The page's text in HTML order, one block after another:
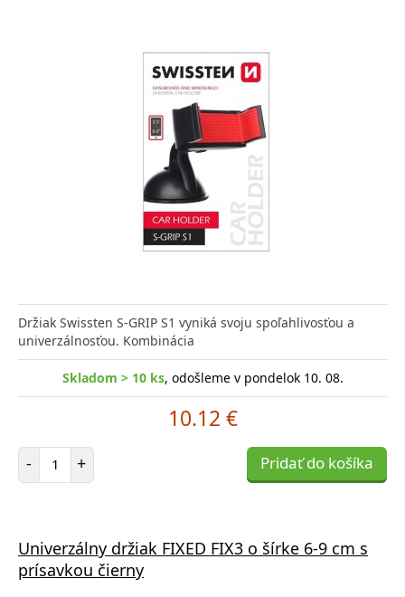
Držiak Swissten S-GRIP S1 vyniká svoju spoľahlivosťou a
univerzálnosťou. Kombinácia
Skladom > 10 ks, odošleme v pondelok 10. 08.
10.12 €
- Počet položiek
+ Pridať do košíka
Univerzálny držiak FIXED FIX3 o šírke 6-9 cm s
prísavkou čierny